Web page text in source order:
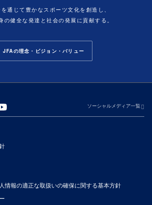
通じて豊かなスポーツ文化を創造し、
の健全な発達と社会の発展に貢献する。
JFAの理念・ビジョン・バリュー
ソーシャルメディア一覧
情報の適正な取扱いの確保に関する基本方針